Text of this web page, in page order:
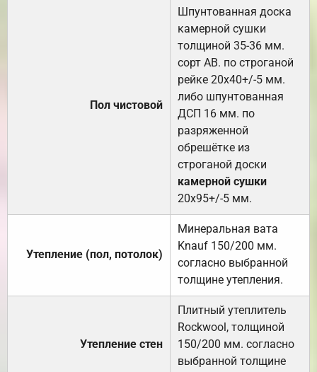
Пол чистовой
Шпунтованная доска
камерной сушки
толщиной 35-36 мм.
сорт АВ. по строганой
рейке 20х40+/-5 мм.
либо шпунтованная
ДСП 16 мм. по
разряженной
обрешётке из
строганой доски
камерной сушки
20х95+/-5 мм.
Утепление (пол, потолок)
Минеральная вата
Knauf 150/200 мм.
согласно выбранной
толщине утепления.
Утепление стен
Плитный утеплитель
Rockwool, толщиной
150/200 мм. согласно
выбранной толщине